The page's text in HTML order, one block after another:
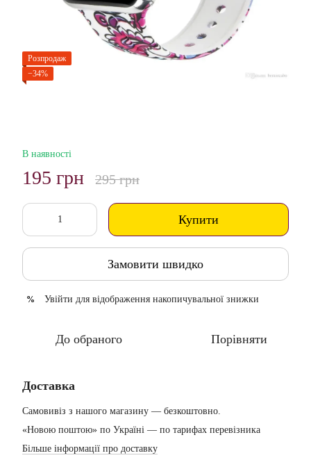
Розпродаж
−34%
В наявності
195 грн 295 грн
Купити
Замовити швидко
% Увійти для відображення накопичувальної знижки
До обраного Порівняти
Доставка
Самовивіз з нашого магазину — безкоштовно.
«Новою поштою» по Україні — по тарифах перевізника
Більше інформації про доставку